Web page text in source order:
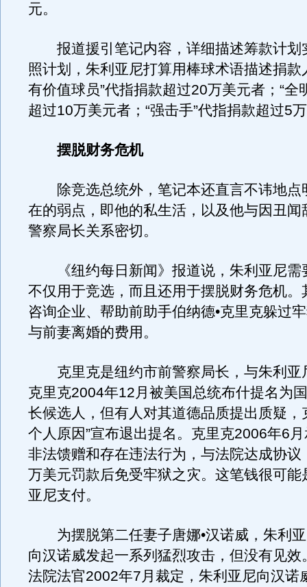
元。
报道援引笔记内容，详细描述筹款计划
照计划，朱利亚尼打算用棒球术语描述捐款
有价值球员”代指捐款超过20万美元者；“全
超过10万美元者；“强击手”代指捐款超过5
摆脱财务危机
除竞选总统外，笔记本还直言不讳地点
在的弱点，即他的私生活，以及他与因丑闻
警察局长关系密切。
《纽约每日新闻》报道说，朱利亚尼需
不仅用于竞选，而且还用于摆脱财务危机。
咨询企业、帮助前助手伯纳德•克里克躲过
与前妻离婚的费用。
克里克是纽约市前警察局长，与朱利亚
克里克2004年12月被美国总统布什提名为
长候选人，但有人对其道德品质提出质疑，
个人原因”宣布退出提名。克里克2006年6
非法馈赠和存在违法行为，与法院达成协议
万美元罚款后免受牢狱之灾。这笔钱很可能
亚尼支付。
为摆脱第二任妻子唐娜•汉诺威，朱利亚
向汉诺威发起一系列猛烈攻击，但没有见效
法院法官2002年7月裁定，朱利亚尼向汉诺